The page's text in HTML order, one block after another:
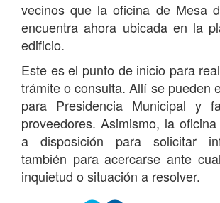
vecinos que la oficina de Mesa
encuentra ahora ubicada en la
edificio.
Este es el punto de inicio para
trámite o consulta. Allí se pueden
para Presidencia Municipal y
proveedores. Asimismo, la
a disposición para solicitar
también para acercarse ante
inquietud o situación a resolver.